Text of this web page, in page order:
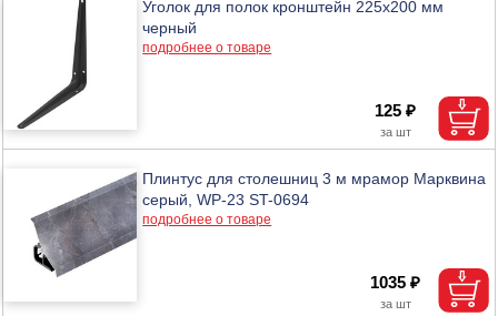
Уголок для полок кронштейн 225х200 мм
черный
подробнее о товаре
125 ₽
Плинтус для столешниц 3 м мрамор Марквина
серый, WP-23 ST-0694
подробнее о товаре
1035 ₽